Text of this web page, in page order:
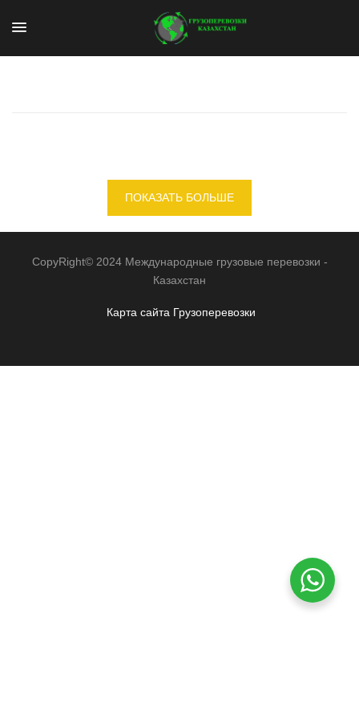
ПОКАЗАТЬ БОЛЬШЕ
CopyRight© 2024 Международные грузовые перевозки -
Казахстан
Карта сайта Грузоперевозки